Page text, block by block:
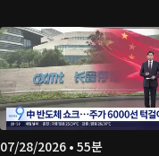
07/28/2026 • 55분